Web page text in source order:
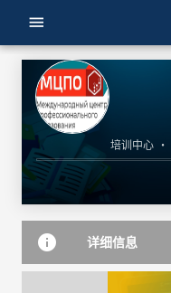
menu
培训中心 •
info 详细信息